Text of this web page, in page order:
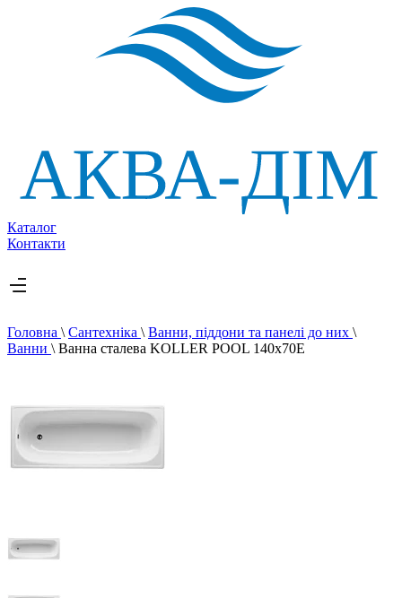
Каталог
Контакти
Головна \ Сантехніка \ Ванни, піддони та панелі до них \
Ванни \ Ванна сталева KOLLER POOL 140х70E